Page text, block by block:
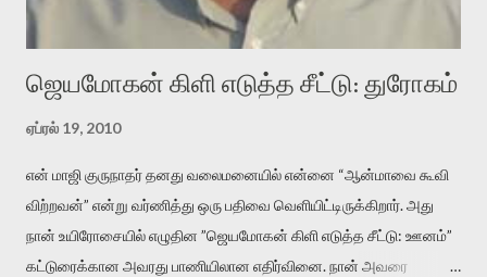
முதலில் கருவியை பழகுவோம். அன்றாட மொழியில் ஒன்று ம...
ஜெயமோகன் கிளி எடுத்த சீட்டு: துரோகம்
ஏப்ரல் 19, 2010
என் மாஜி குருநாதர் தனது வலைமனையில் என்னை “ஆன்மாவை கூவி
விற்றவன்” என்று வர்ணித்து ஒரு பதிவை வெளியிட்டிருக்கிறார். அது
நான் உயிரோசையில் எழுதின ”ஜெயமோகன் கிளி எடுத்த சீட்டு: ஊனம்”
கட்டுரைக்கான அவரது பாணியிலான எதிர்வினை. நான் அவரை